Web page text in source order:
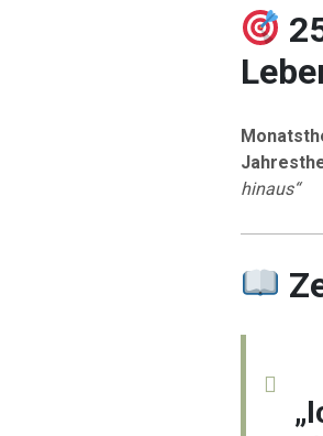
hinaus“